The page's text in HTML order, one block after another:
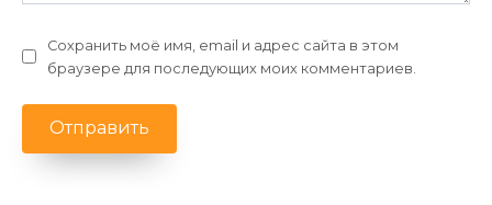
Сохранить моё имя, email и адрес сайта в этом
браузере для последующих моих комментариев.